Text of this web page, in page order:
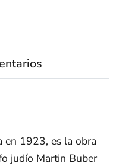
en 1923, es la obra
judío Martin Buber